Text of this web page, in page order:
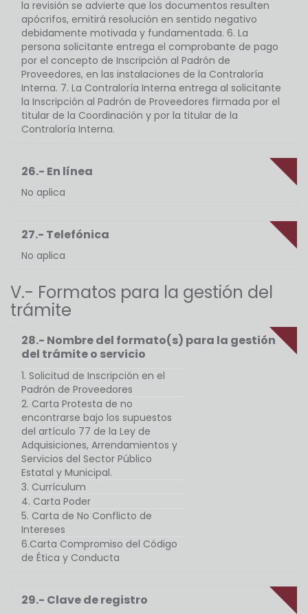
la revisión se advierte que los documentos resulten
apócrifos, emitirá resolución en sentido negativo
debidamente motivada y fundamentada. 6. La
persona solicitante entrega el comprobante de pago
por el concepto de Inscripción al Padrón de
Proveedores, en las instalaciones de la Contraloría
Interna. 7. La Contraloría Interna entrega al solicitante
la Inscripción al Padrón de Proveedores firmada por el
titular de la Coordinación y por la titular de la
Contraloría Interna.
26.- En línea
No aplica
27.- Telefónica
No aplica
V.- Formatos para la gestión del
trámite
28.- Nombre del formato(s) para la gestión
del trámite o servicio
1. Solicitud de Inscripción en el
Padrón de Proveedores
2. Carta Protesta de no
encontrarse bajo los supuestos
del artículo 77 de la Ley de
Adquisiciones, Arrendamientos y
Servicios del Sector Público
Estatal y Municipal.
3. Currículum
4. Carta Poder
5. Carta de No Conflicto de
Intereses
6.Carta Compromiso del Código
de Ética y Conducta
29.- Clave de registro